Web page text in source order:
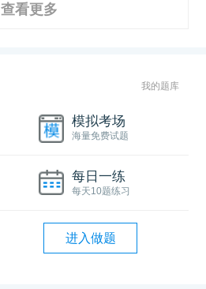
查看更多
我的题库
模拟考场
海量免费试题
每日一练
每天10题练习
进入做题